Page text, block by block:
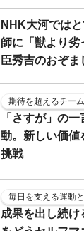
NHK大河では
師に「獣より劣
臣秀吉のおぞま
期待を超えるチー
「さすが」の
動。新しい価値
挑戦
毎日を支える運動
成果を出し続け